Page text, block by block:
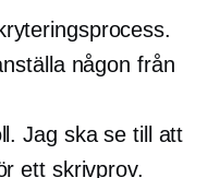
någon från
Jag ska se till att
ett skrivprov.